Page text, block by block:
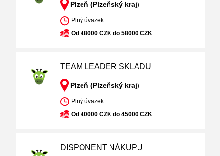
Plzeň (Plzeňský kraj)
Plný úvazek
Od 48000 CZK do 58000 CZK
TEAM LEADER SKLADU
Plzeň (Plzeňský kraj)
Plný úvazek
Od 40000 CZK do 45000 CZK
DISPONENT NÁKUPU